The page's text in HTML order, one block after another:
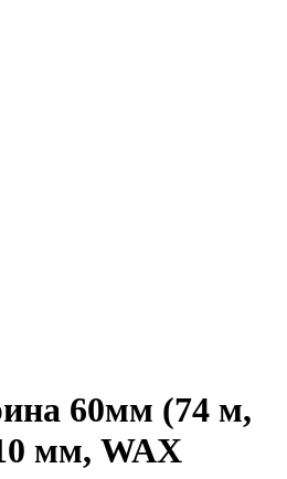
60мм (74 м,
мм, WAX